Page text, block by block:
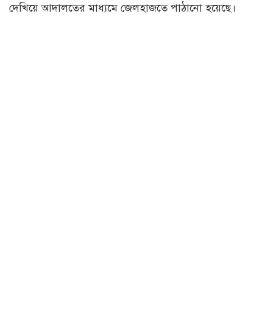
দেখিয়ে আদালতের মাধ্যমে জেলহাজতে পাঠানো হয়েছে।